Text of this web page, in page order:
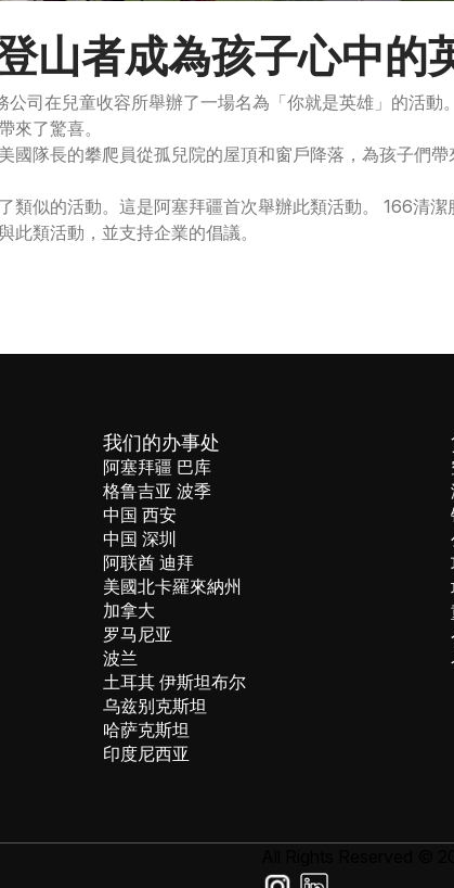
山者成為孩子心中的
司在兒童收容所舉辦了一場名為「你就是英雄」的活動
來了驚喜。
國隊長的攀爬員從孤兒院的屋頂和窗戶降落，為孩子們
類似的活動。這是阿塞拜疆首次舉辦此類活動。 166清
此類活動，並支持企業的倡議。
我们的办事处
阿塞拜疆 巴库
格鲁吉亚 波季
中国 西安
中国 深圳
阿联酋 迪拜
美國北卡羅來納州
加拿大
罗马尼亚
波兰
土耳其 伊斯坦布尔
乌兹别克斯坦
哈萨克斯坦
印度尼西亚